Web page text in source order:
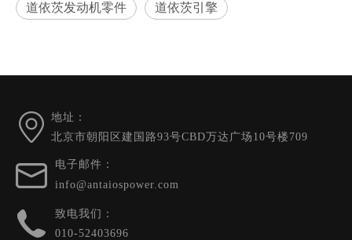
道依茨发动机零件 道依茨引擎
地址：
北京市朝阳区建国路93号CBD万达广场10号楼709
电子邮件：
info@antaiospower.com
致电我们：
010-52403696